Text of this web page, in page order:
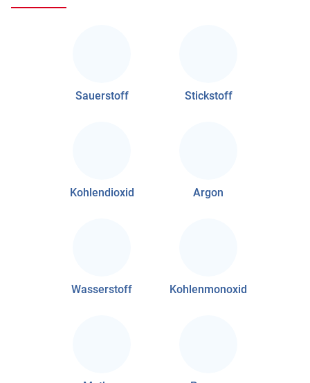
Sauerstoff Stickstoff
Kohlendioxid Argon
Wasserstoff Kohlenmonoxid